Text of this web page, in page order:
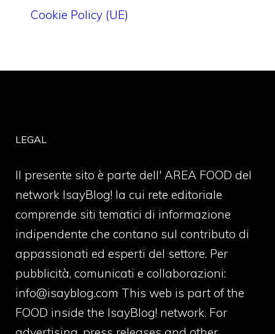
Cookie Policy (UE)
LEGAL
Il presente sito è parte dell' AREA FOOD del
network IsayBlog! la cui rete editoriale
comprende siti tematici di informazione
indipendente che contano sul contributo di
appassionati ed esperti del settore. Per
pubblicità, comunicati e collaborazioni:
info@isayblog.com This web is part of the
FOOD inside the IsayBlog! network. For